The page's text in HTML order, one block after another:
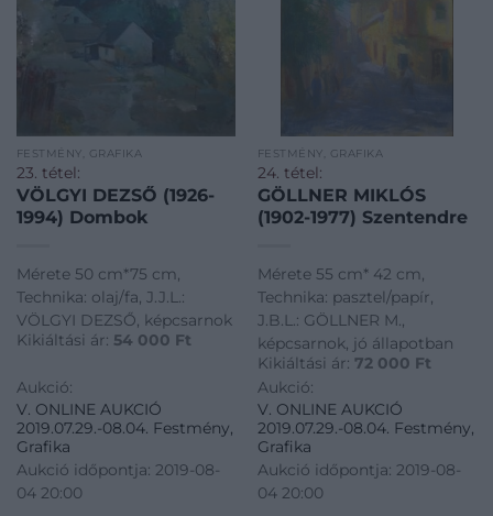
FESTMÉNY, GRAFIKA
23. tétel:
VÖLGYI DEZSŐ (1926-
1994) Dombok
Mérete 50 cm*75 cm,
Technika: olaj/fa, J.J.L.:
VÖLGYI DEZSŐ, képcsarnok
Kikiáltási ár: 54 000 Ft
Aukció:
V. ONLINE AUKCIÓ
2019.07.29.-08.04. Festmény,
Grafika
Aukció időpontja: 2019-08-
04 20:00
FESTMÉNY, GRAFIKA
24. tétel:
GÖLLNER MIKLÓS
(1902-1977) Szentendre
Mérete 55 cm* 42 cm,
Technika: pasztel/papír,
J.B.L.: GÖLLNER M.,
képcsarnok, jó állapotban
Kikiáltási ár: 72 000 Ft
Aukció:
V. ONLINE AUKCIÓ
2019.07.29.-08.04. Festmény,
Grafika
Aukció időpontja: 2019-08-
04 20:00